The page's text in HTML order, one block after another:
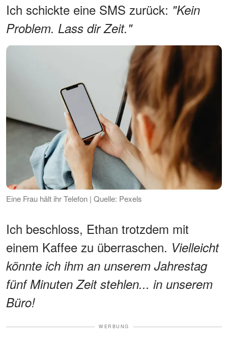
Ich schickte eine SMS zurück: "Kein
Problem. Lass dir Zeit."
Eine Frau hält ihr Telefon | Quelle: Pexels
Ich beschloss, Ethan trotzdem mit
einem Kaffee zu überraschen. Vielleicht
könnte ich ihm an unserem Jahrestag
fünf Minuten Zeit stehlen... in unserem
Büro!
WERBUNG